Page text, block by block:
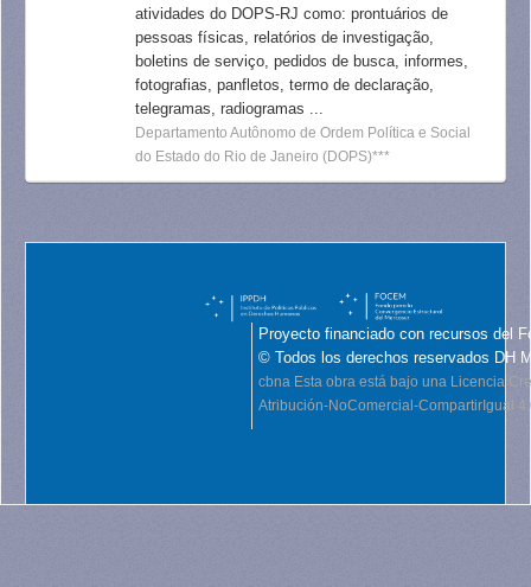
atividades do DOPS-RJ como: prontuários de
pessoas físicas, relatórios de investigação,
boletins de serviço, pedidos de busca, informes,
fotografias, panfletos, termo de declaração,
telegramas, radiogramas ...
Departamento Autônomo de Ordem Política e Social
do Estado do Rio de Janeiro (DOPS)***
Proyecto financiado con recursos del
© Todos los derechos reservados DH
cbna Esta obra está bajo una Licencia
Atribución-NoComercial-CompartirIgual